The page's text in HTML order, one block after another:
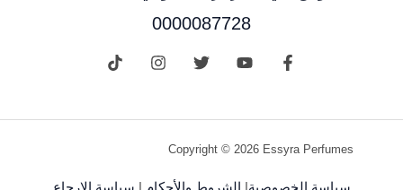
0000087728
Copyright © 2026 Essyra Perfumes